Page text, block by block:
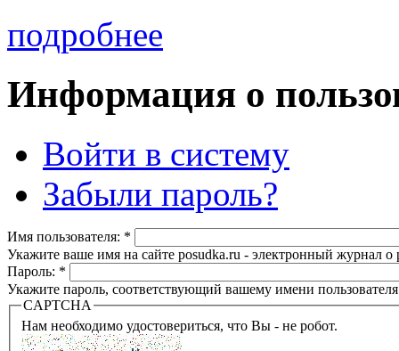
подробнее
Информация о
Войти в систему
Забыли пароль?
Имя пользователя: *
Укажите ваше имя на сайте posudka.ru - электронный журнал
Пароль: *
Укажите пароль, соответствующий вашему имени
CAPTCHA
Нам необходимо удостовериться, что Вы - не робот.